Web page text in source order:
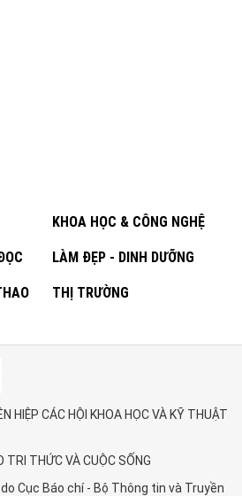
KHOA HỌC & CÔNG NGHỆ
LÀM ĐẸP - DINH DƯỠNG
THỊ TRƯỜNG
HIỆP CÁC HỘI KHOA HỌC VÀ KỸ THUẬT
TRI THỨC VÀ CUỘC SỐNG
Cục Báo chí - Bộ Thông tin và Truyền